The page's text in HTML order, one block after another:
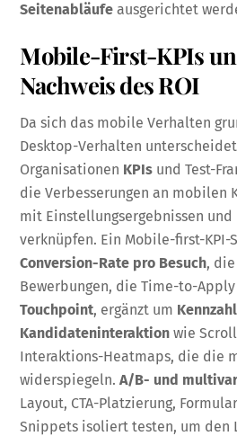
Seitenabläufe ausgerichtet
Mobile-First-KPIs
Nachweis des ROI
Da sich das mobile Verhalten
Desktop-Verhalten
Organisationen KPIs und Test-
die Verbesserungen an mobilen
mit Einstellungsergebnissen und
verknüpfen. Ein Mobile-first-
Conversion-Rate pro Besuch,
Bewerbungen, die Time-to-
Touchpoint, ergänzt um
Kandidateninteraktion wie
Interaktions-Heatmaps, die die
widerspiegeln.A/B- und
Layout, CTA-Platzierung,
Snippets isoliert testen, um